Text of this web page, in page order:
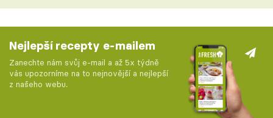
Nejlepší recepty e-mailem
Zanechte nám svůj e-mail a až 5x týdně
vás upozorníme na to nejnovější a nejlepší
z našeho webu.